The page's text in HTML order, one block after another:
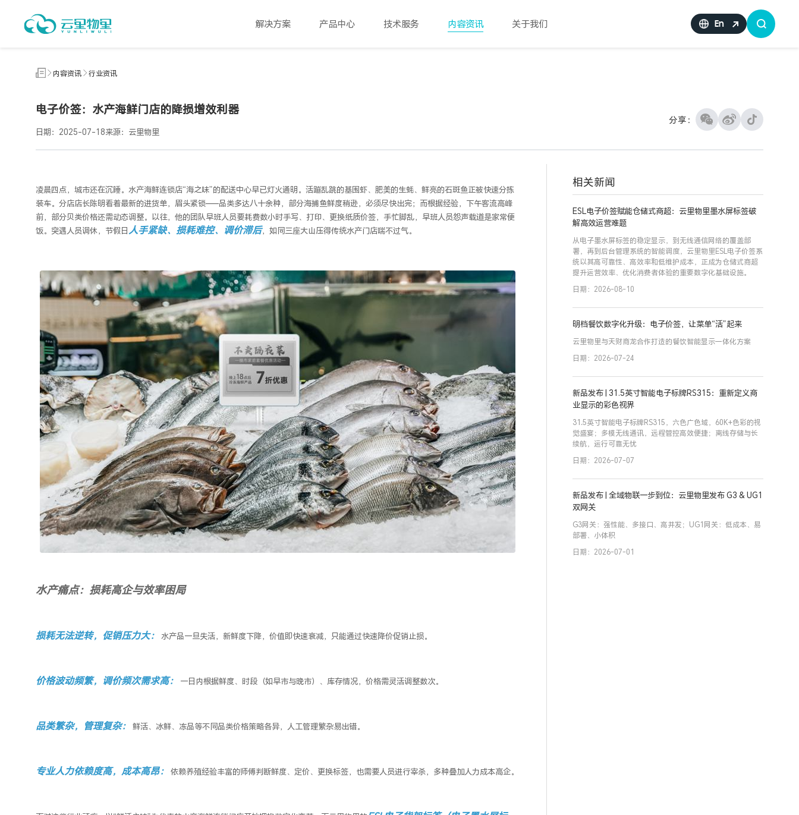
解决方案 产品中心 技术服务 内容资讯 关于我们 En
内容资讯 行业资讯
电子价签：水产海鲜门店的降损增效利器
日期：2025-07-18来源：云里物里
分享：
凌晨四点，城市还在沉睡。水产海鲜连锁店“海之味”的配送中心早已灯火通明。活蹦乱跳的基围虾、肥美的生蚝、鲜亮的石斑鱼正被快速分拣
装车。 分店店长陈明看着最新的进货单，眉头紧锁——品类多达八十余种，部分海捕鱼鲜度稍逊，必须尽快出完；而根据经验，下午客流高峰
前，部分贝类价格还需动态调整。以往，他的团队早班人员要耗费数小时手写、打印、更换纸质价签，手忙脚乱，早班人员怨声载道是家常便
饭。突遇人员调休，节假日人手紧缺、损耗难控、调价滞后，如同三座大山压得传统水产门店喘不过气。
水产痛点：损耗高企与效率困局
损耗无法逆转，促销压力大： 水产品一旦失活，新鲜度下降，价值即快速衰减，只能通过快速降价促销止损。
价格波动频繁，调价频次需求高： 一日内根据鲜度、时段（如早市与晚市）、库存情况，价格需灵活调整数次。
品类繁杂，管理复杂： 鲜活、冰鲜、冻品等不同品类价格策略各异，人工管理繁杂易出错。
专业人力依赖度高，成本高昂： 依赖养殖经验丰富的师傅判断鲜度、定价、更换标签，也需要人员进行宰杀，多种叠加人力成本高企。
相关新闻
ESL电子价签赋能仓储式商超：云里物里墨水屏标签破
解高效运营难题
从电子墨水屏标签的稳定显示，到无线通信网络的覆盖部
署，再到后台管理系统的智能调度，云里物里ESL电子价签系
统以其高可靠性、高效率和低维护成本，正成为仓储式商超
提升运营效率、优化消费者体验的重要数字化基础设施。
日期：2026-08-10
明档餐饮数字化升级：电子价签，让菜单“活”起来
云里物里与天财商龙合作打造的餐饮智能显示一体化方案
日期：2026-07-24
新品发布 | 31.5英寸智能电子标牌RS315：重新定义商
业显示的彩色视界
31.5英寸智能电子标牌RS315，六色广色域，60K+色彩的视
觉盛宴；多模无线通讯，远程管控高效便捷；离线存储与长
续航，运行可靠无忧
日期：2026-07-07
新品发布 | 全域物联一步到位：云里物里发布 G3 & UG1
双网关
G3网关：强性能、多接口、高并发；UG1网关：低成本、易
部署、小体积
日期：2026-07-01